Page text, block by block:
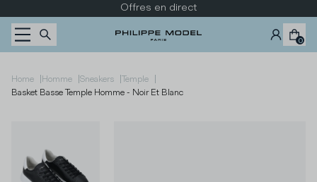
Offres en direct
0
Home |Homme |Sneakers |Temple |
Basket Basse Temple Homme - Noir Et Blanc